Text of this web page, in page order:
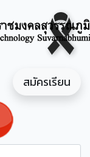
สมัครเรียน